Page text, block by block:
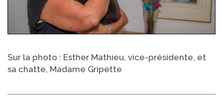
Sur la photo : Esther Mathieu, vice-présidente, et
sa chatte, Madame Gripette